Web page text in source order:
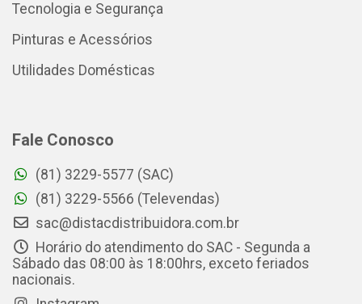
Tecnologia e Segurança
Pinturas e Acessórios
Utilidades Domésticas
Fale Conosco
(81) 3229-5577 (SAC)
(81) 3229-5566 (Televendas)
sac@distacdistribuidora.com.br
Horário do atendimento do SAC - Segunda a
Sábado das 08:00 às 18:00hrs, exceto feriados
nacionais.